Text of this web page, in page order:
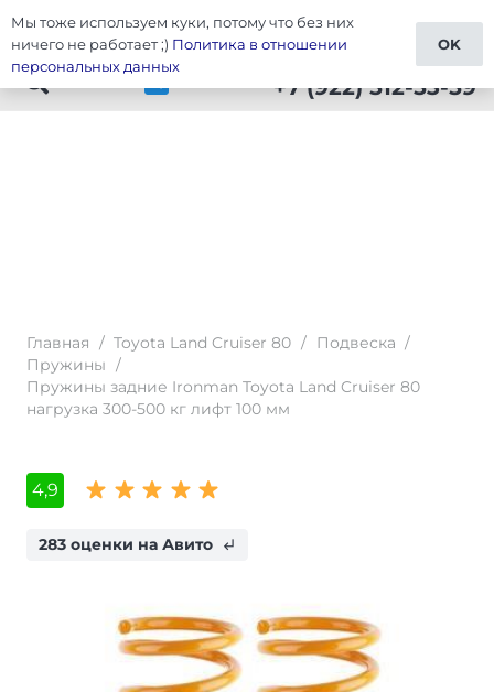
Тюнинг Cruiser 80
+7 (922) 512-53-59
Главная / Toyota Land Cruiser 80 / Подвеска /
Пружины /
Пружины задние Ironman Toyota Land Cruiser 80
нагрузка 300-500 кг лифт 100 мм
4,9
283 оценки на Авито subdirectory_arrow_left
Мы тоже используем куки, потому что без них
ничего не работает ;) Политика в отношении
персональных данных
OK